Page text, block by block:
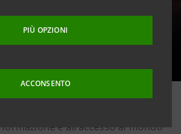
PIÙ OPZIONI
ACCONSENTO
Sanpaolo per la crescita del
e all’accesso al mondo